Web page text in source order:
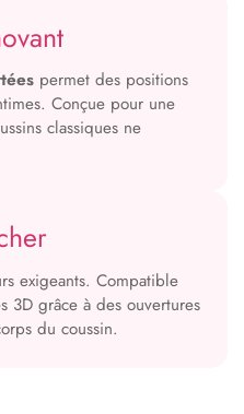
permet des positions
Conçue pour une
classiques ne
exigeants. Compatible
3D grâce à des ouvertures
du coussin.